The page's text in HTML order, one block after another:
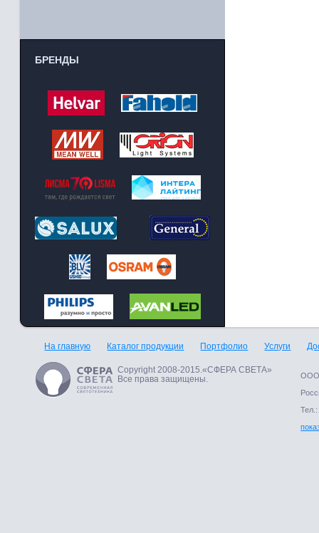
БРЕНДЫ
На главную Каталог продукции Портфолио Услуги
Copyright 2008-2015.«СФЕРА СВЕТА»
Все права защищены.
ООО